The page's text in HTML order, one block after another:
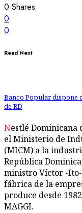
0 Shares
0
0
Read Next
Banco Popular dispone
de RD
Nestlé Dominicana destacó el apoyo ofrecido por
el Ministerio de
(MICM) a la
República
ministro Víctor -Ito-
fábrica de la
produce desde
MAGGI.